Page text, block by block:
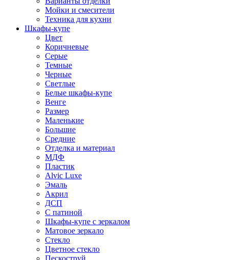
Мойки и смесители
Техника для кухни
Шкафы-купе
Цвет
Коричневые
Серые
Темные
Черные
Светлые
Белые шкафы-купе
Венге
Размер
Маленькие
Большие
Средние
Отделка и материал
МДФ
Пластик
Alvic Luxe
Эмаль
Акрил
ДСП
С патиной
Шкафы-купе с зеркалом
Матовое зеркало
Стекло
Цветное стекло
Пескоструй